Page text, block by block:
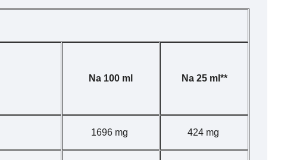
Na 100 ml Na 25 ml**
1696 mg 424 mg